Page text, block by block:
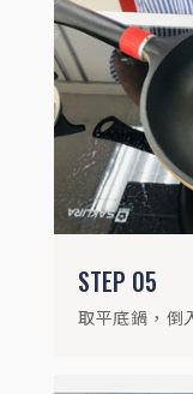
STEP 05
取平底鍋，倒
STEP06
放入南瓜、